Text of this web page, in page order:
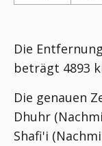
Die
beträgt 4893
Die genauen
Dhuhr
Shafi'i